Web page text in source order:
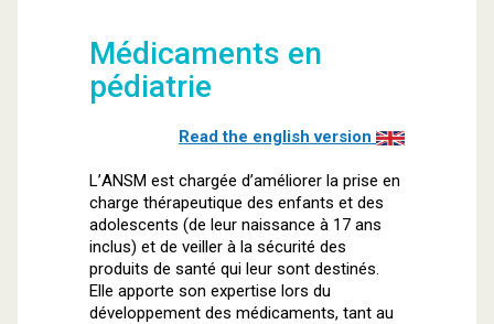
Médicaments en
pédiatrie
Read the english version
L’ANSM est chargée d’améliorer la prise en
charge thérapeutique des enfants et des
adolescents (de leur naissance à 17 ans
inclus) et de veiller à la sécurité des
produits de santé qui leur sont destinés.
Elle apporte son expertise lors du
développement des médicaments, tant au